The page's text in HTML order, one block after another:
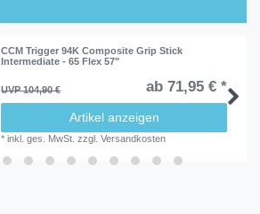
CCM Trigger 94K Composite Grip Stick
Intermediate - 65 Flex 57"
UVP 104,90 € ab 71,95 € *
Artikel anzeigen
*inkl. ges. MwSt. zzgl.Versandkosten